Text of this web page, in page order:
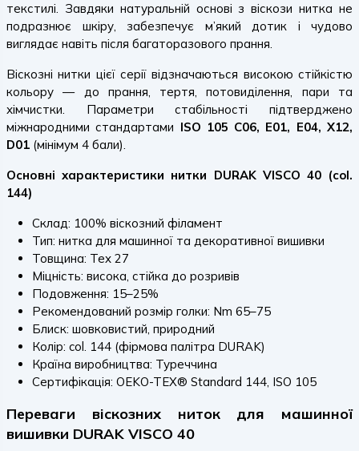
текстилі. Завдяки натуральній основі з віскози нитка не
подразнює шкіру, забезпечує м’який дотик і чудово
виглядає навіть після багаторазового прання.
Віскозні нитки цієї серії відзначаються високою стійкістю
кольору — до прання, тертя, потовиділення, пари та
хімчистки. Параметри стабільності підтверджено
міжнародними стандартами ISO 105 C06, E01, E04, X12,
D01 (мінімум 4 бали).
Основні характеристики нитки DURAK VISCO 40 (col.
144)
Склад: 100% віскозний філамент
Тип: нитка для машинної та декоративної вишивки
Товщина: Tex 27
Міцність: висока, стійка до розривів
Подовження: 15–25%
Рекомендований розмір голки: Nm 65–75
Блиск: шовковистий, природний
Колір: col. 144 (фірмова палітра DURAK)
Країна виробництва: Туреччина
Сертифікація: OEKO-TEX® Standard 144, ISO 105
Переваги віскозних ниток для машинної
вишивки DURAK VISCO 40